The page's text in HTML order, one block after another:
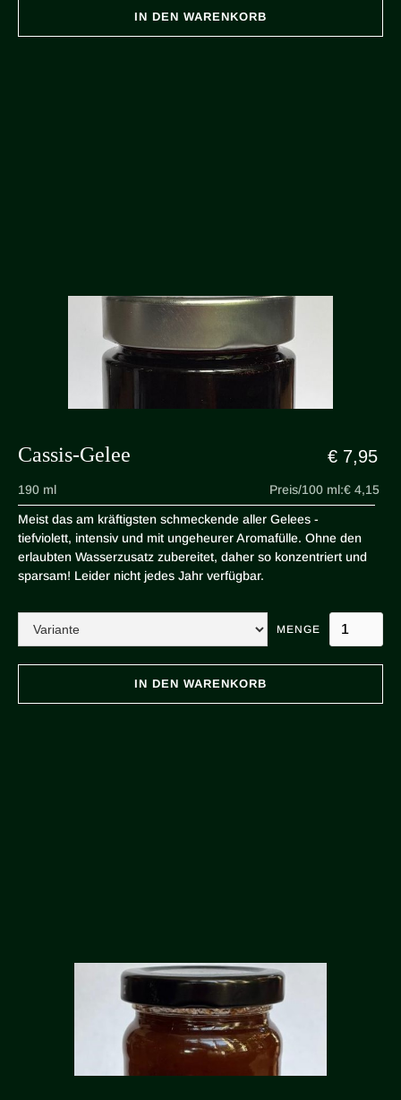
Cassis-Gelee € 7,95
Preis/100 ml:€ 4,15
190 ml
Meist das am kräftigsten schmeckende aller Gelees -
tiefviolett, intensiv und mit ungeheurer Aromafülle. Ohne den
erlaubten Wasserzusatz zubereitet, daher so konzentriert und
sparsam! Leider nicht jedes Jahr verfügbar.
MENGE